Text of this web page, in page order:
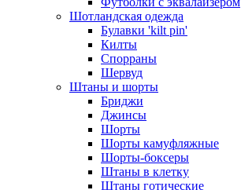
Шотландская одежда
Булавки 'kilt pin'
Килты
Спорраны
Шервуд
Штаны и шорты
Бриджи
Джинсы
Шорты
Шорты камуфляжные
Шорты-боксеры
Штаны в клетку
Штаны готические